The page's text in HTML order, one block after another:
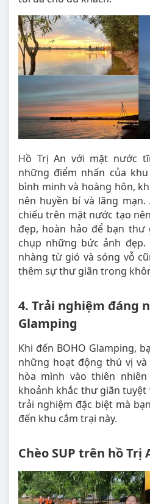
Hồ Trị An với mặt nước
những điểm nhấn của
bình minh và hoàng hôn,
nên huyền bí và lãng
chiếu trên mặt nước tạo
đẹp, hoàn hảo để bạn thư
chụp những bức ảnh
nhàng từ gió và sóng vỗ
thêm sự thư giãn trong
4. Trải nghiệm đáng
Glamping
Khi đến BOHO Glamping,
những hoạt động thú vị
hòa mình vào thiên
khoảnh khắc thư giãn tuyệt
trải nghiệm đặc biệt mà
đến khu cắm trại này.
Chèo SUP trên hồ Trị